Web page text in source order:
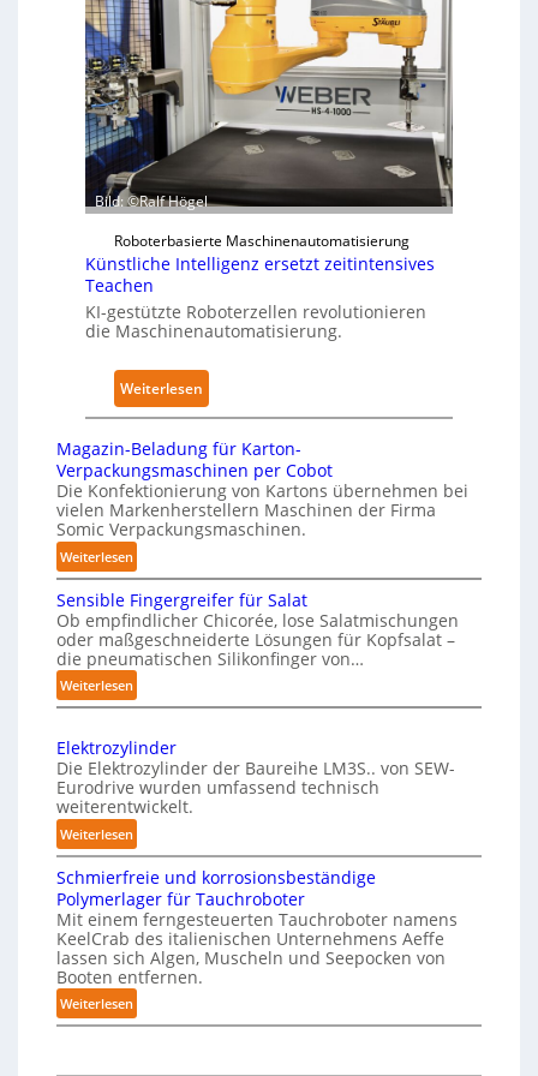
k
f
ü
r
P
h
s
i
c
a
A
a
n
d
m
K
a
n
k
e
h
a
u
a
e
r
u
e
n
A
u
w
i
r
u
n
g
e
n
v
n
P
h
y
a
a
u
f
d
i
F
r
Bild: ©Ralf Högel
Roboterbasierte Maschinenautomatisierung
Künstliche Intelligenz ersetzt zeitintensives
Teachen
KI-gestützte Roboterzellen revolutionieren
die Maschinenautomatisierung.
Weiterlesen
K
n
s
t
l
c
h
e
I
t
l
e
n
z
e
r
Magazin-Beladung für Karton-
Verpackungsmaschinen per Cobot
Die Konfektionierung von Kartons übernehmen bei
vielen Markenherstellern Maschinen der Firma
Somic Verpackungsmaschinen.
Weiterlesen:
M
a
g
a
z
i
-
B
e
l
d
u
n
g
f
ü
r
K
Sensible Fingergreifer für Salat
Ob empfindlicher Chicorée, lose Salatmischungen
oder maßgeschneiderte Lösungen für Kopfsalat –
die pneumatischen Silikonfinger von…
Weiterlesen:
S
n
s
i
b
l
F
i
n
g
e
r
g
e
Elektrozylinder
Die Elektrozylinder der Baureihe LM3S.. von SEW-
Eurodrive wurden umfassend technisch
weiterentwickelt.
Weiterlesen:
E
l
e
k
t
r
o
z
Schmierfreie und korrosionsbeständige
Polymerlager für Tauchroboter
Mit einem ferngesteuerten Tauchroboter namens
KeelCrab des italienischen Unternehmens Aeffe
lassen sich Algen, Muscheln und Seepocken von
Booten entfernen.
Weiterlesen:
S
h